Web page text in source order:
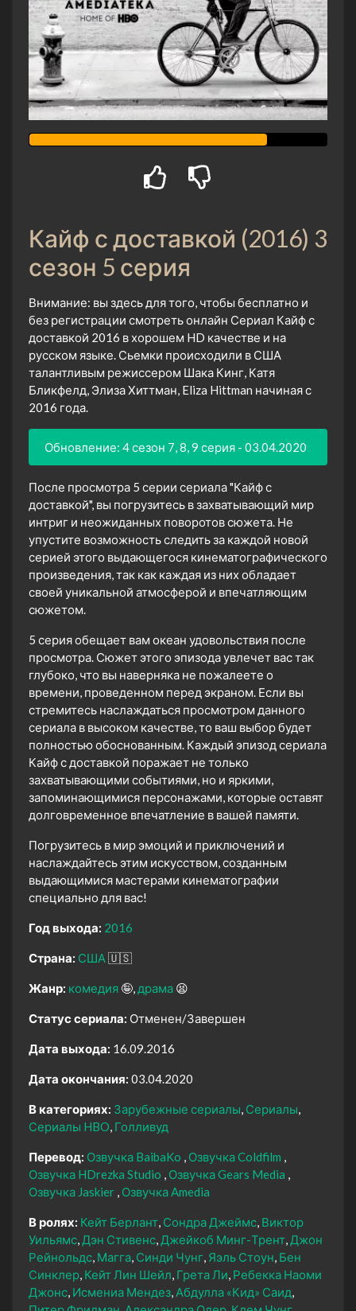
Кайф с доставкой (2016) 3
сезон 5 серия
Внимание: вы здесь для того, чтобы бесплатно и
без регистрации смотреть онлайн Сериал Кайф с
доставкой 2016 в хорошем HD качестве и на
русском языке. Сьемки происходили в США
талантливым режиссером Шака Кинг, Катя
Бликфелд, Элиза Хиттман, Eliza Hittman начиная с
2016 года.
Обновление: 4 сезон 7, 8, 9 серия - 03.04.2020
После просмотра 5 серии сериала "Кайф с
доставкой", вы погрузитесь в захватывающий мир
интриг и неожиданных поворотов сюжета. Не
упустите возможность следить за каждой новой
серией этого выдающегося кинематографического
произведения, так как каждая из них обладает
своей уникальной атмосферой и впечатляющим
сюжетом.
5 серия обещает вам океан удовольствия после
просмотра. Сюжет этого эпизода увлечет вас так
глубоко, что вы наверняка не пожалеете о
времени, проведенном перед экраном. Если вы
стремитесь наслаждаться просмотром данного
сериала в высоком качестве, то ваш выбор будет
полностью обоснованным. Каждый эпизод сериала
Кайф с доставкой поражает не только
захватывающими событиями, но и яркими,
запоминающимися персонажами, которые оставят
долговременное впечатление в вашей памяти.
Погрузитесь в мир эмоций и приключений и
наслаждайтесь этим искусством, созданным
выдающимися мастерами кинематографии
специально для вас!
Год выхода: 2016
Страна: США 🇺🇸
Жанр: комедия 🤪 драма 😫
Статус сериала: Отменен/Завершен
Дата выхода: 16.09.2016
Дата окончания: 03.04.2020
В категориях: Зарубежные сериалы Сериалы
Сериалы HBO Голливуд
Перевод: Озвучка BaibaKo
Озвучка Coldfilm
Озвучка HDrezka Studio
Озвучка Gears Media
Озвучка Jaskier Озвучка Amedia
В ролях: Кейт Берлант Сондра Джеймс Виктор
Уильямс Дэн Стивенс Джейкоб Минг-Трент Джон
Рейнольдс Магга Синди Чунг Яэль Стоун Бен
Синклер Кейт Лин Шейл Грета Ли Ребекка Наоми
Джонс Исмениа Мендез Абдулла «Кид» Саид